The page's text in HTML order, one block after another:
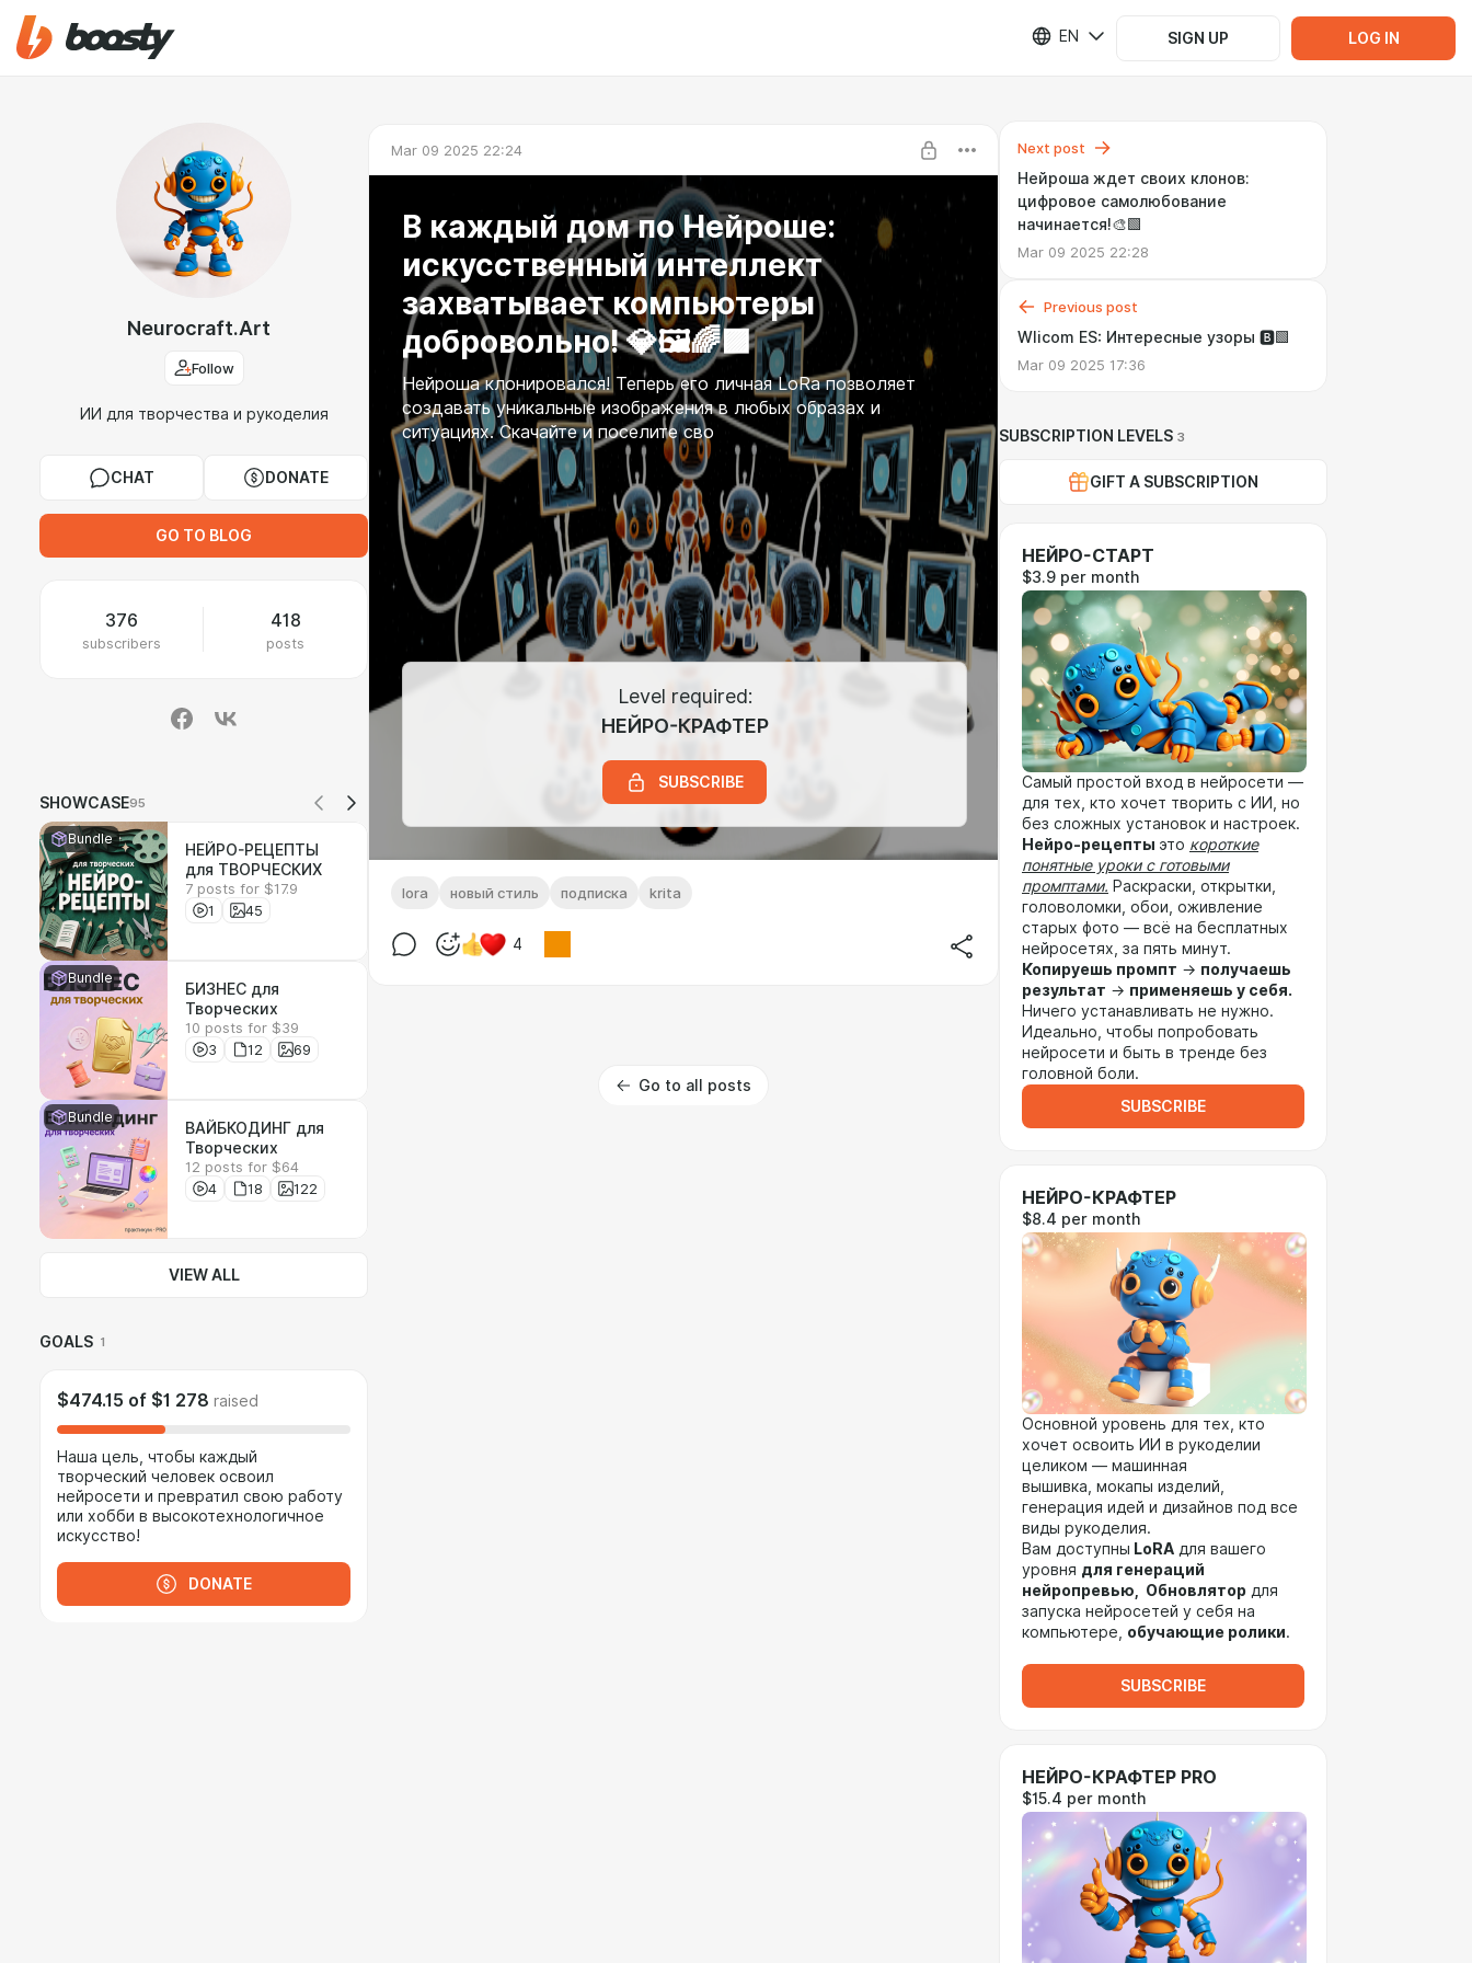
EN SIGN UP LOG IN
Neurocraft.Art
Follow
ИИ для творчества и рукоделия
CHAT DONATE
GO TO BLOG
376
subscribers
418
posts
SHOWCASE95
Bundle
НЕЙРО-РЕЦЕПТЫ
для ТВОРЧЕСКИХ
7 posts for $17.9
1
45
Bundle
БИЗНЕС для
Творческих
10 posts for $39
3
12 69
Bundle
ВАЙБКОДИНГ для
Творческих
12 posts for $64
4
18 122
VIEW ALL
GOALS 1
$474.15 of $1 278 raised
Наша цель, чтобы каждый
творческий человек освоил
нейросети и превратил свою работу
или хобби в высокотехнологичное
искусство!
DONATE
Mar 09 2025 22:24
В каждый дом по Нейроше:
искусственный интеллект
захватывает компьютеры
добровольно! 💎🖼️🌈🟪
Нейроша клонировался! Теперь его личная LoRa позволяет
создавать уникальные изображения в любых образах и
ситуациях. Скачайте и поселите сво
Level required:
НЕЙРО-КРАФТЕР
SUBSCRIBE
lora новый стиль подписка krita
4
Go to all posts
Next post
Нейроша ждет своих клонов:
цифровое самолюбование
начинается!🎨🟩
Mar 09 2025 22:28
Previous post
Wlicom ES: Интересные узоры 🅱️🟩
Mar 09 2025 17:36
SUBSCRIPTION LEVELS 3
GIFT A SUBSCRIPTION
НЕЙРО-СТАРТ
$3.9 per month
Самый простой вход в нейросети —
для тех, кто хочет творить с ИИ, но
без сложных установок и настроек.
Нейро-рецепты это короткие
понятные уроки с готовыми
промптами. Раскраски, открытки,
головоломки, обои, оживление
старых фото — всё на бесплатных
нейросетях, за пять минут.
Копируешь промпт → получаешь
результат → применяешь у себя.
Ничего устанавливать не нужно.
Идеально, чтобы попробовать
нейросети и быть в тренде без
головной боли.
SUBSCRIBE
НЕЙРО-КРАФТЕР
$8.4 per month
Основной уровень для тех, кто
хочет освоить ИИ в рукоделии
целиком — машинная
вышивка, мокапы изделий,
генерация идей и дизайнов под все
виды рукоделия.
Вам доступны LoRA для вашего
уровня для генераций
нейропревью, Обновлятор для
запуска нейросетей у себя на
компьютере, обучающие ролики.
SUBSCRIBE
НЕЙРО-КРАФТЕР PRO
$15.4 per month